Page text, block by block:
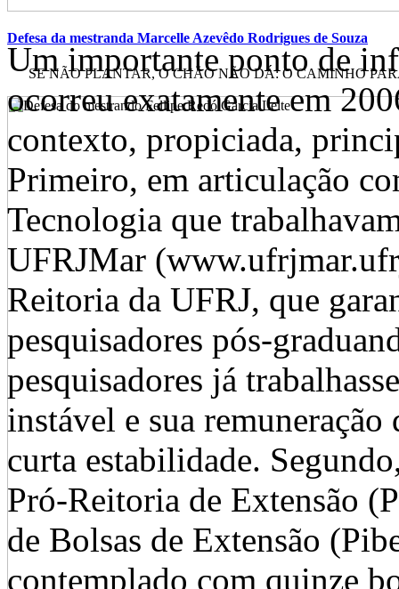
Defesa da mestranda Marcelle Azevêdo Rodrigues de Souza
SE NÃO PLANTAR, O CHÃO NÃO DÁ: O CAMINHO
Um importante ponto de
ocorreu exatamente em
contexto, propiciada,
Primeiro, em articulação
Tecnologia que
UFRJMar
Reitoria da UFRJ, que
pesquisadores pós-
pesquisadores já
instável e sua
curta estabilidade.
Pró-Reitoria de Extensão
de Bolsas de Extensão
contemplado com quinze